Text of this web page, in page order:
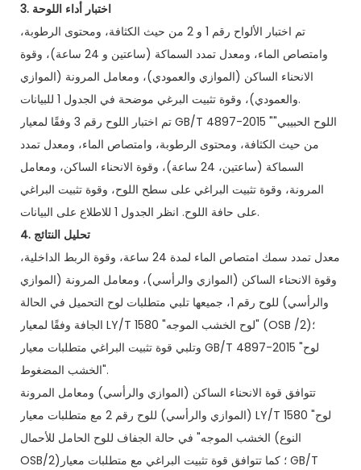
3. اختبار أداء اللوحة
تم اختبار الألواح رقم 1 و 2 من حيث الكثافة، ومحتوى الرطوبة،
وامتصاص الماء، ومعدل تمدد السماكة (ساعتين و 24 ساعة)، وقوة
الانحناء الساكن (الموازي والعمودي)، ومعامل المرونة (الموازي
والعمودي)، وقوة تثبيت البرغي موضحة في الجدول 1 للبيانات.
تم اختبار اللوح رقم 3 وفقًا لمعيار GB/T 4897-2015 "اللوح الحبيبي"
من حيث الكثافة، ومحتوى الرطوبة، وامتصاص الماء، ومعدل تمدد
السماكة (ساعتين، 24 ساعة)، وقوة الانحناء الساكن، ومعامل
المرونة، وقوة تثبيت البراغي على سطح اللوح، وقوة تثبيت البراغي
على حافة اللوح. انظر الجدول 1 للاطلاع على البيانات.
4. تحليل النتائج
معدل تمدد سمك امتصاص الماء لمدة 24 ساعة، وقوة الربط الداخلية،
وقوة الانحناء الساكن (الموازي والرأسي)، ومعامل المرونة (الموازي
والرأسي) للوح رقم 1، جميعها تلبي متطلبات لوح التحميل في الحالة
الجافة وفقًا لمعيار LY/T 1580 "لوح الخشب الموجه" (OSB /2)؛
وتلبي قوة تثبيت البراغي متطلبات معيار GB/T 4897-2015 "لوح
الخشب المضغوط".
تتوافق قوة الانحناء الساكن (الموازي والرأسي) ومعامل المرونة
(الموازي والرأسي) للوح رقم 2 مع متطلبات معيار LY/T 1580 "لوح
الخشب الموجه" في حالة الجفاف للوح الحامل للأحمال (النوع
OSB/2)؛ كما تتوافق قوة تثبيت البراغي مع متطلبات معيار GB/T